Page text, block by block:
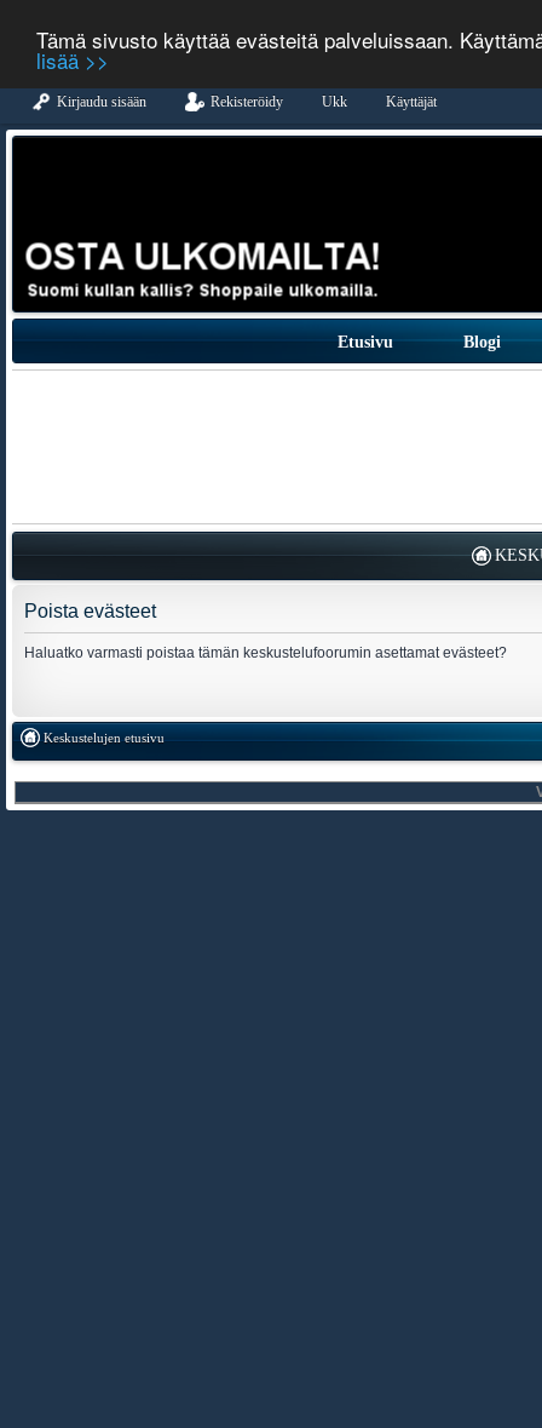
Tämä sivusto käyttää evästeitä palveluissaan.
lisää >>
Kirjaudu sisään Rekisteröidy Ukk Käyttäjät
Etusivu Blogi
Poista evästeet
Haluatko varmasti poistaa tämän keskustelufoorumin asettamat evästeet?
Keskustelujen etusivu